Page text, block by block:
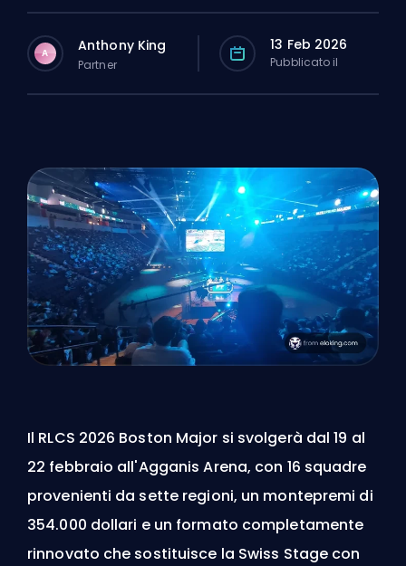
A Anthony King
Partner
13 Feb 2026
Pubblicato il
Il RLCS 2026 Boston Major si svolgerà dal 19 al
22 febbraio all'Agganis Arena, con 16 squadre
provenienti da sette regioni, un montepremi di
354.000 dollari e un formato completamente
rinnovato che sostituisce la Swiss Stage con